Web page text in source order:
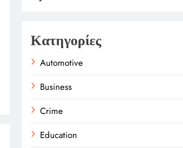
Κατηγορίες
Automotive
Business
Crime
Education